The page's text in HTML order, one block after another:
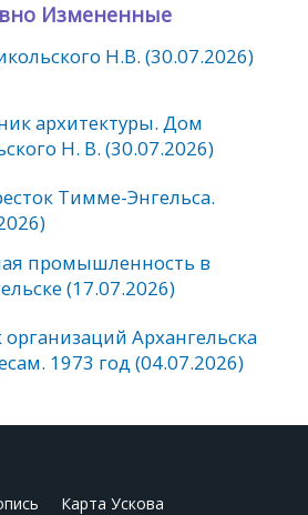
Измененные
Н.В. (30.07.2026)
архитектуры. Дом
Н. В. (30.07.2026)
Тимме-Энгельса.
промышленность в
(17.07.2026)
организаций Архангельска
1973 год (04.07.2026)
Карта Ускова